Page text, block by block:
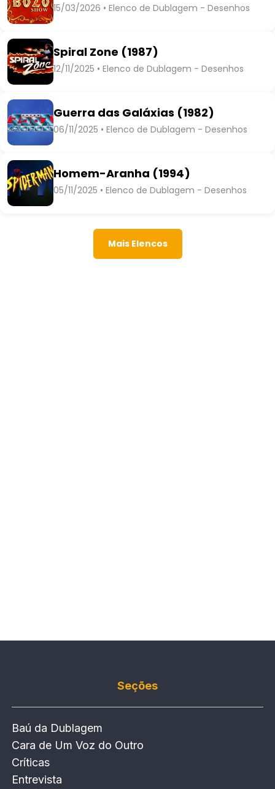
15/03/2026 • Elenco de Dublagem - Desenhos
Spiral Zone (1987)
12/11/2025 • Elenco de Dublagem - Desenhos
Guerra das Galáxias (1982)
06/11/2025 • Elenco de Dublagem - Desenhos
Homem-Aranha (1994)
05/11/2025 • Elenco de Dublagem - Desenhos
Mais Elencos
Seções
Baú da Dublagem
Cara de Um Voz do Outro
Críticas
Entrevista